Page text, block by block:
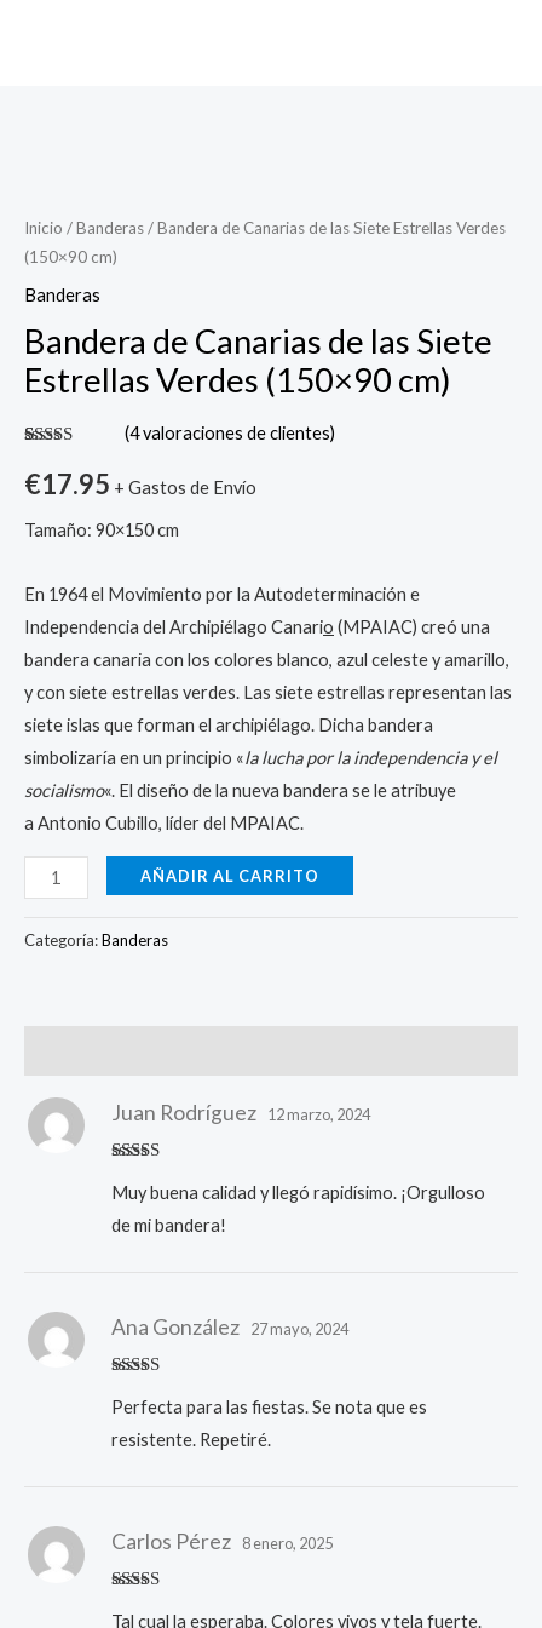
Inicio /Banderas/ Bandera de Canarias de las Siete Estrellas Verdes
(150×90 cm)
Banderas
Bandera de Canarias de las Siete
Estrellas Verdes (150×90 cm)
con 5.00de
5 en base a
de clientes
(4valoraciones de clientes)
€17.95 + Gastos de Envío
Tamaño: 90×150 cm
En 1964 el Movimiento por la Autodeterminación e
Independencia del Archipiélago Canario (MPAIAC) creó una
bandera canaria con los colores blanco, azul celeste y amarillo,
y con siete estrellas verdes. Las siete estrellas representan las
siete islas que forman el archipiélago. Dicha bandera
simbolizaría en un principio «la lucha por la independencia y el
socialismo«. El diseño de la nueva bandera se le atribuye
a Antonio Cubillo, líder del MPAIAC.
de
las
Siete
Verdes
(150x90
AÑADIR AL CARRITO
Categoría:Banderas
con5de 5
Juan Rodríguez 12 marzo, 2024
Muy buena calidad y llegó rapidísimo. ¡Orgulloso
de mi bandera!
con5de 5
Ana González 27 mayo, 2024
Perfecta para las fiestas. Se nota que es
resistente. Repetiré.
con5de 5
Carlos Pérez 8 enero, 2025
Tal cual la esperaba. Colores vivos y tela fuerte.